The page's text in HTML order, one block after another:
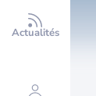
Actualités